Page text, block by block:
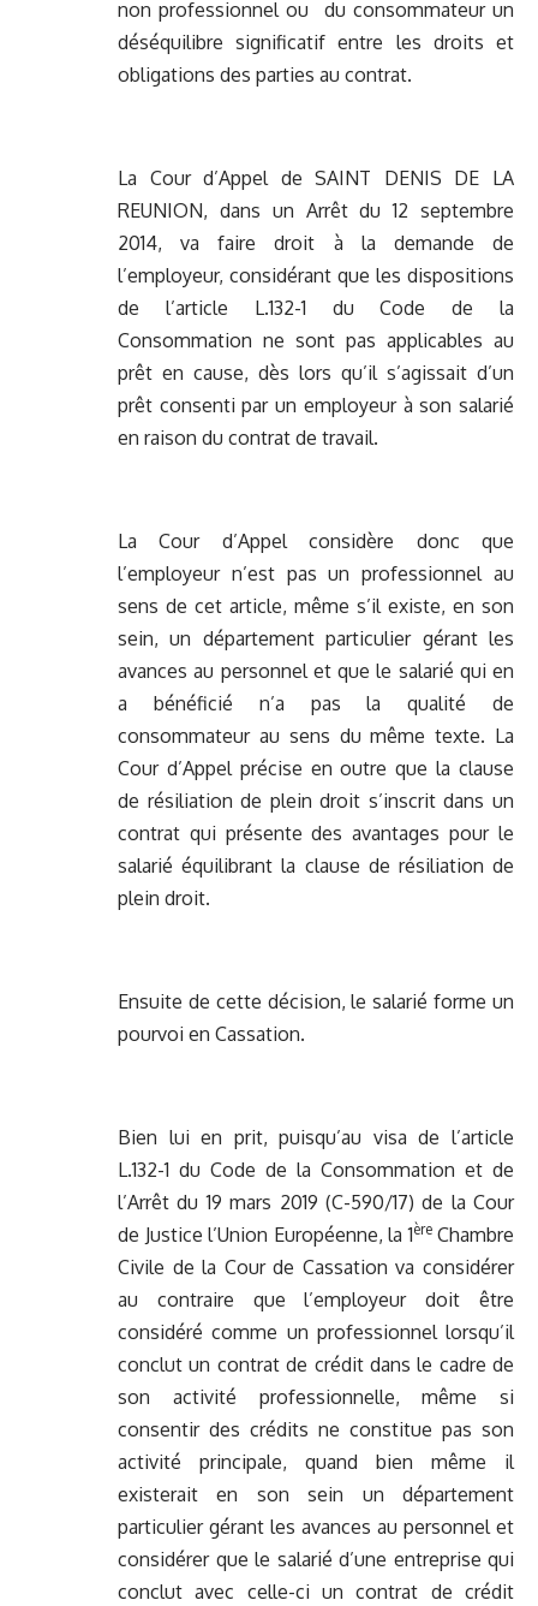
non professionnel ou du consommateur un
déséquilibre significatif entre les droits et
obligations des parties au contrat.
La Cour d’Appel de SAINT DENIS DE LA
REUNION, dans un Arrêt du 12 septembre
2014, va faire droit à la demande de
l’employeur, considérant que les dispositions
de l’article L.132-1 du Code de la
Consommation ne sont pas applicables au
prêt en cause, dès lors qu’il s’agissait d’un
prêt consenti par un employeur à son salarié
en raison du contrat de travail.
La Cour d’Appel considère donc que
l’employeur n’est pas un professionnel au
sens de cet article, même s’il existe, en son
sein, un département particulier gérant les
avances au personnel et que le salarié qui en
a bénéficié n’a pas la qualité de
consommateur au sens du même texte. La
Cour d’Appel précise en outre que la clause
de résiliation de plein droit s’inscrit dans un
contrat qui présente des avantages pour le
salarié équilibrant la clause de résiliation de
plein droit.
Ensuite de cette décision, le salarié forme un
pourvoi en Cassation.
Bien lui en prit, puisqu’au visa de l’article
L.132-1 du Code de la Consommation et de
l’Arrêt du 19 mars 2019 (C-590/17) de la Cour
de Justice l’Union Européenne, la 1èreChambre
Civile de la Cour de Cassation va considérer
au contraire que l’employeur doit être
considéré comme un professionnel lorsqu’il
conclut un contrat de crédit dans le cadre de
son activité professionnelle, même si
consentir des crédits ne constitue pas son
activité principale, quand bien même il
existerait en son sein un département
particulier gérant les avances au personnel et
considérer que le salarié d’une entreprise qui
conclut avec celle-ci un contrat de crédit